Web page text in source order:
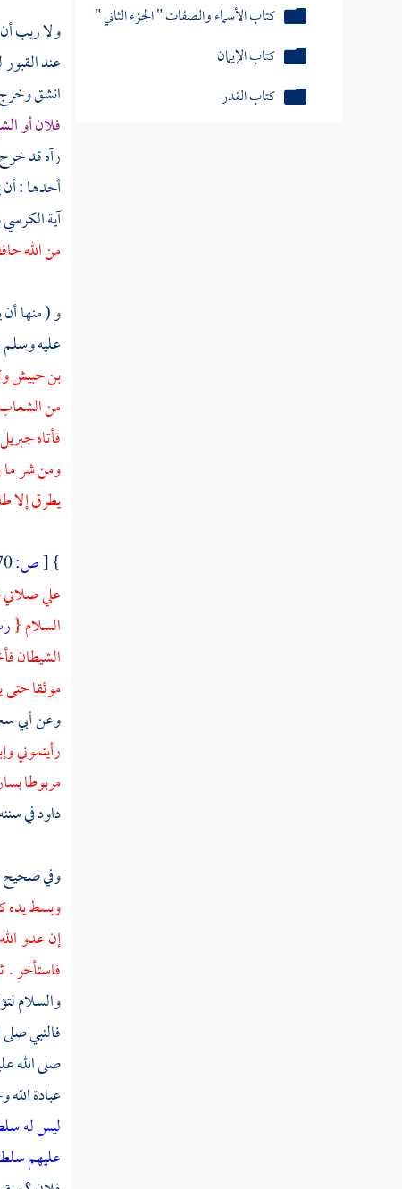
كتاب الأسماء والصفات " الجزء الثاني "
كتاب الإيمان
كتاب القدر
ولا ريب
عند
انشق وخرج
فلان أو
رآه قد
أحدها :
آية
من الله
و ( منها
عليه وسلم
بن حبيش
من
فأتاهجبريل
ومن شر ما
يطرق إلا
}
[ص:170 ]
علي
السلام {
الشيطان
موثقا حتى
وعنأبي
رأيتموني
مربوطا
داودفي
وفي صحيح
وبسط يده
إن عدو الله
فاستأخر
والسلام
فالنبي
صلى الله
عبادة
ليس له
عليهم